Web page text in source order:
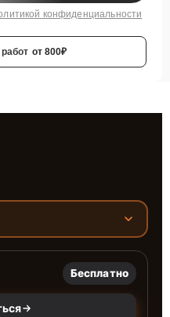
конфиденциальности
от 800₽
Бесплатно